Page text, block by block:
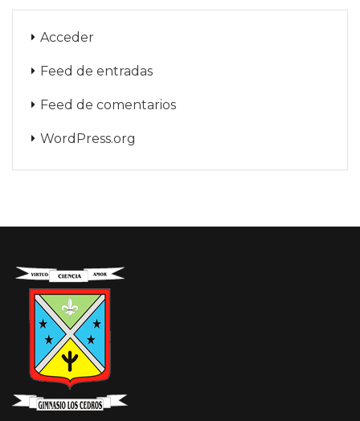
Acceder
Feed de entradas
Feed de comentarios
WordPress.org